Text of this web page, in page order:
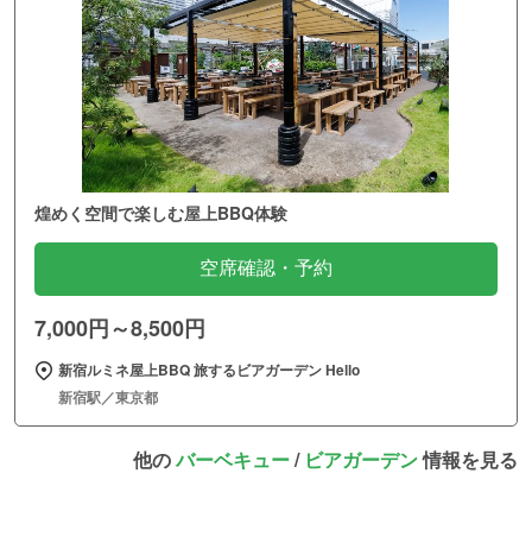
煌めく空間で楽しむ屋上BBQ体験
空席確認・予約
7,000円～8,500円
新宿ルミネ屋上BBQ 旅するビアガーデン Hello
新宿駅／東京都
他のバーベキュー/ ビアガーデン情報を見る